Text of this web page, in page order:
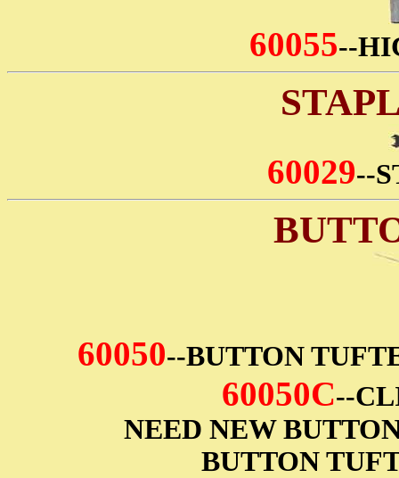
60055--
60029--
60050--BUTTON
60050C--
NEED NEW
BUTTON